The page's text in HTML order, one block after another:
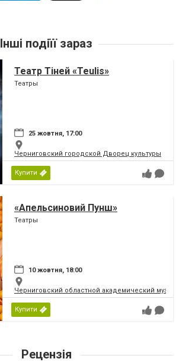
Інші подіїї зараз
Театр Тіней «Teulis»
Театры
25 жовтня, 17:00
Черниговский городской Дворец культуры
Купити
«Апельсиновий Пунш»
Театры
10 жовтня, 18:00
Черниговский областной академический
Купити
Рецензія